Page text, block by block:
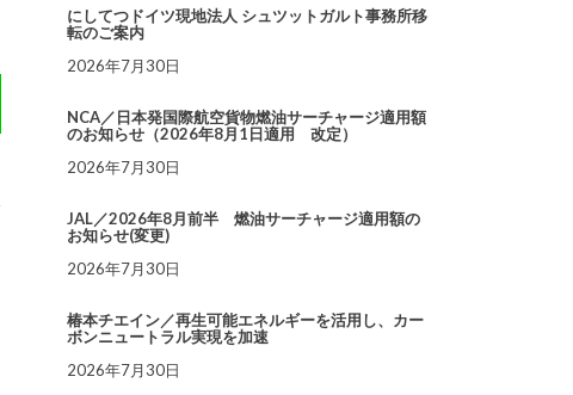
にしてつドイツ現地法人 シュツットガルト事務所移
転のご案内
2026年7月30日
NCA／日本発国際航空貨物燃油サーチャージ適用額
のお知らせ（2026年8月1日適用 改定）
2026年7月30日
JAL／2026年8月前半 燃油サーチャージ適用額の
お知らせ(変更)
2026年7月30日
椿本チエイン／再生可能エネルギーを活用し、カー
ボンニュートラル実現を加速
2026年7月30日